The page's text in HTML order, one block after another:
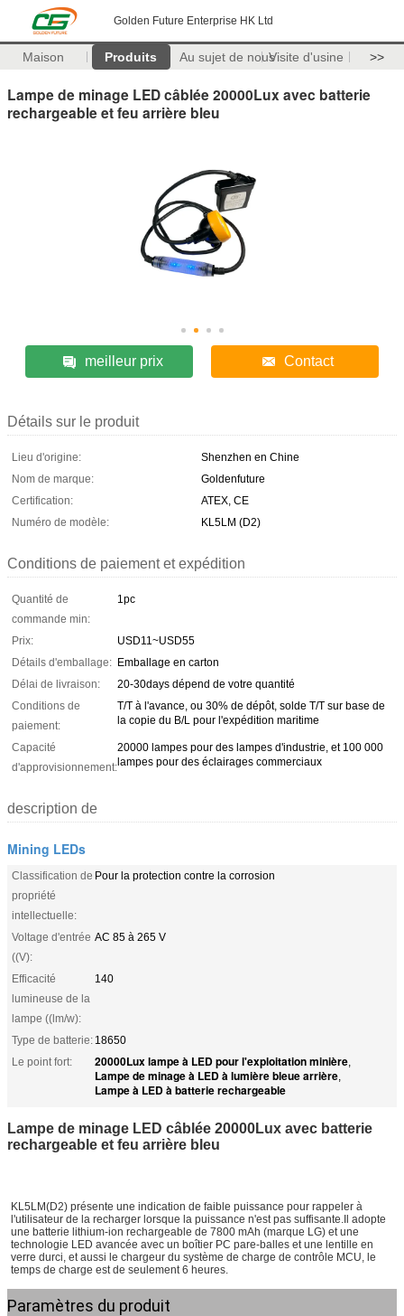
Golden Future Enterprise HK Ltd
Maison Produits Au sujet de nousVisite d'usine >>
Lampe de minage LED câblée 20000Lux avec batterie
rechargeable et feu arrière bleu
meilleur prix Contact
Détails sur le produit
Lieu d'origine:
Shenzhen en Chine
Nom de marque:
Goldenfuture
Certification:
ATEX, CE
Numéro de modèle:
KL5LM (D2)
Conditions de paiement et expédition
Quantité de
commande min:
1pc
Prix:
USD11~USD55
Détails d'emballage: Emballage en carton
Délai de livraison:
20-30days dépend de votre quantité
Conditions de
paiement:
T/T à l'avance, ou 30% de dépôt, solde T/T sur base de
la copie du B/L pour l'expédition maritime
Capacité
d'approvisionnement:
20000 lampes pour des lampes d'industrie, et 100 000
lampes pour des éclairages commerciaux
description de
Mining LEDs
Classification de
propriété
intellectuelle:
Pour la protection contre la corrosion
Voltage d'entrée
((V):
AC 85 à 265 V
Efficacité
lumineuse de la
lampe ((lm/w):
140
Type de batterie: 18650
Le point fort:
20000Lux lampe à LED pour l'exploitation minière,
Lampe de minage à LED à lumière bleue arrière,
Lampe à LED à batterie rechargeable
Lampe de minage LED câblée 20000Lux avec batterie
rechargeable et feu arrière bleu
KL5LM(D2) présente une indication de faible puissance pour rappeler à
l'utilisateur de la recharger lorsque la puissance n'est pas suffisante.Il adopte
une batterie lithium-ion rechargeable de 7800 mAh (marque LG) et une
technologie LED avancée avec un boîtier PC pare-balles et une lentille en
verre durci, et aussi le chargeur du système de charge de contrôle MCU, le
temps de charge est de seulement 6 heures.
Paramètres du produit